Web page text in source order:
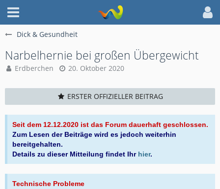
Dick & Gesundheit
Narbelhernie bei großen Übergewicht
Erdberchen 20. Oktober 2020
ERSTER OFFIZIELLER BEITRAG
Seit dem 12.12.2020 ist das Forum dauerhaft geschlossen.
Zum Lesen der Beiträge wird es jedoch weiterhin
bereitgehalten.
Details zu dieser Mitteilung findet Ihr hier.
Technische Probleme